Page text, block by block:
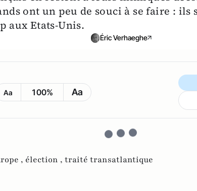
ont un peu de souci à se faire : ils
aux Etats-Unis.
Éric Verhaeghe
Aa 100% Aa
, élection , traité transatlantique